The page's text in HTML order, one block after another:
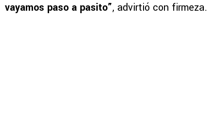
vayamos paso a pasito”, advirtió con firmeza.